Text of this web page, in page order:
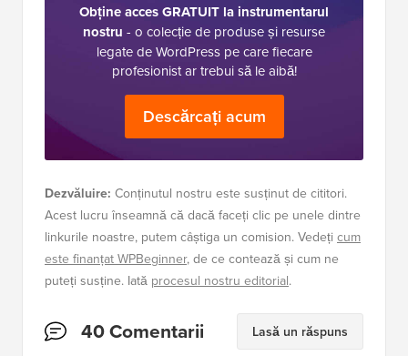
Obține acces GRATUIT la instrumentarul
nostru - o colecție de produse și resurse
legate de WordPress pe care fiecare
profesionist ar trebui să le aibă!
Descărcați acum
Dezvăluire: Conținutul nostru este susținut de cititori.
Acest lucru înseamnă că dacă faceți clic pe unele dintre
linkurile noastre, putem câștiga un comision. Vedeți cum
este finanțat WPBeginner, de ce contează și cum ne
puteți susține. Iată procesul nostru editorial.
40 Comentarii Lasă un răspuns